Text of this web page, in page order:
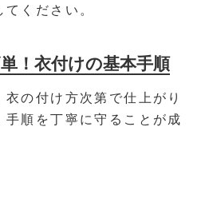
ください。
！衣付けの基本手順
の付け方次第で仕上がり
手順を丁寧に守ることが成